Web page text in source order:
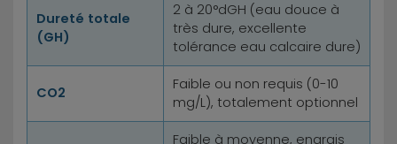
Dureté totale
(GH)
2 à 20°dGH (eau douce à
très dure, excellente
tolérance eau calcaire dure)
CO2
Faible ou non requis (0-10
mg/L), totalement optionnel
Faible à moyenne, engrais